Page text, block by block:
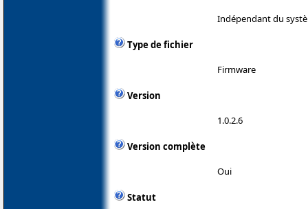
Indépendant du
Type de fichier
Firmware
Version
1.0.2.6
Version complète
Oui
Statut